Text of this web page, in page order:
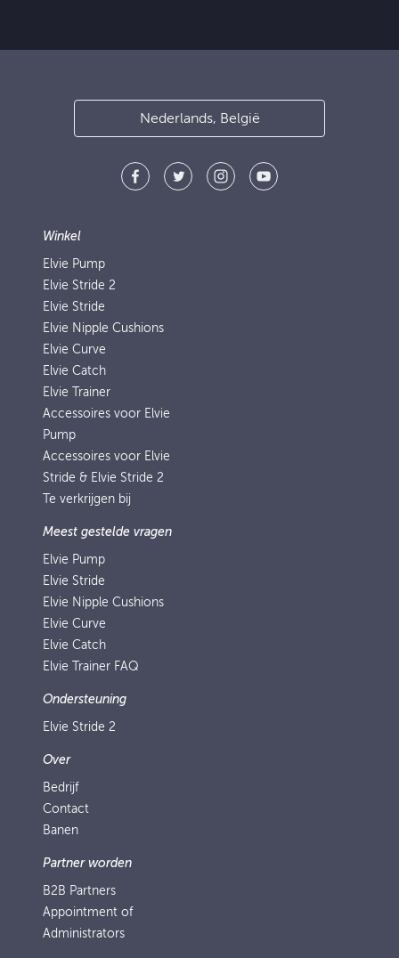
Nederlands, België
Winkel
Elvie Pump
Elvie Stride 2
Elvie Stride
Elvie Nipple Cushions
Elvie Curve
Elvie Catch
Elvie Trainer
Accessoires voor Elvie
Pump
Accessoires voor Elvie
Stride & Elvie Stride 2
Te verkrijgen bij
Meest gestelde vragen
Elvie Pump
Elvie Stride
Elvie Nipple Cushions
Elvie Curve
Elvie Catch
Elvie Trainer FAQ
Ondersteuning
Elvie Stride 2
Over
Bedrijf
Contact
Banen
Partner worden
B2B Partners
Appointment of
Administrators